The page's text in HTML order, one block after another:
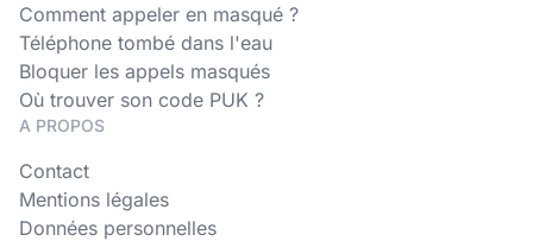
Comment appeler en masqué ?
Téléphone tombé dans l'eau
Bloquer les appels masqués
Où trouver son code PUK ?
A PROPOS
Contact
Mentions légales
Données personnelles